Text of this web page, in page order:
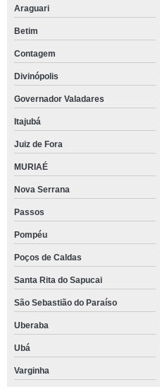
Araguari
Betim
Contagem
Divinópolis
Governador Valadares
Itajubá
Juiz de Fora
MURIAÉ
Nova Serrana
Passos
Pompéu
Poços de Caldas
Santa Rita do Sapucai
São Sebastião do Paraíso
Uberaba
Ubá
Varginha